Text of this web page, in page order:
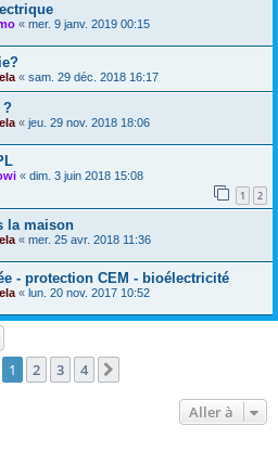
« mer. 9 janv. 2019 00:15
« sam. 29 déc. 2018 16:17
?
« jeu. 29 nov. 2018 18:06
« dim. 3 juin 2018 15:08
1 2
la maison
« mer. 25 avr. 2018 11:36
- protection CEM - bioélectricité
« lun. 20 nov. 2017 10:52
1 2 3 4
Aller à